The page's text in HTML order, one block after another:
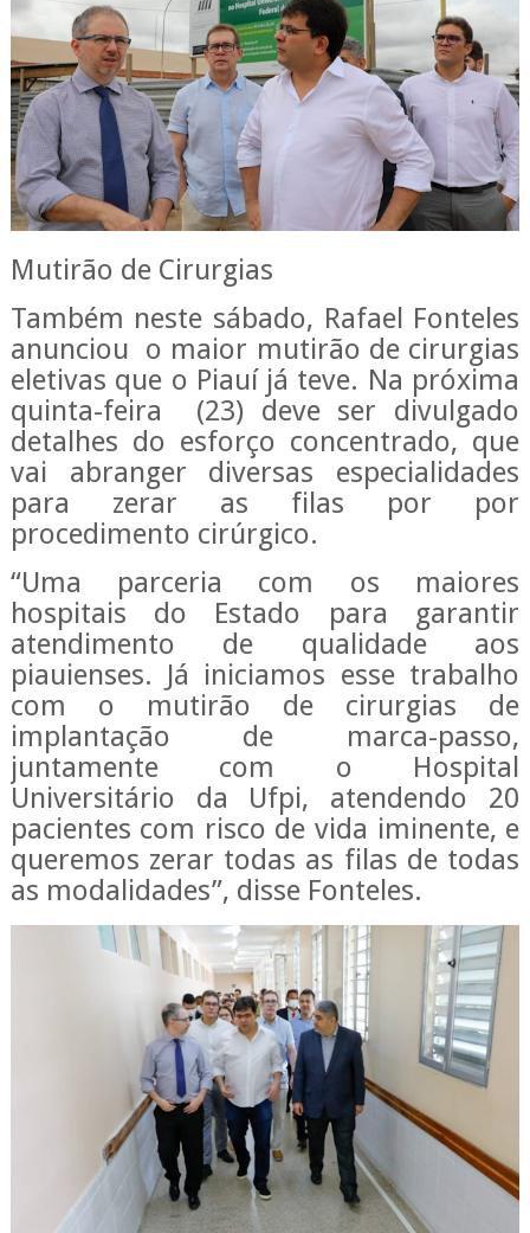
Mutirão de Cirurgias
Também neste sábado, Rafael Fonteles
anunciou o maior mutirão de cirurgias
eletivas que o Piauí já teve. Na próxima
quinta-feira (23) deve ser divulgado
detalhes do esforço concentrado, que
vai abranger diversas especialidades
para zerar as filas por por
procedimento cirúrgico.
“Uma parceria com os maiores
hospitais do Estado para garantir
atendimento de qualidade aos
piauienses. Já iniciamos esse trabalho
com o mutirão de cirurgias de
implantação de marca-passo,
juntamente com o Hospital
Universitário da Ufpi, atendendo 20
pacientes com risco de vida iminente, e
queremos zerar todas as filas de todas
as modalidades”, disse Fonteles.